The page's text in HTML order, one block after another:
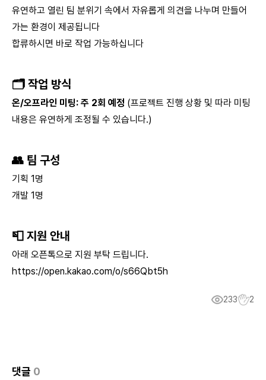
유연하고 열린 팀 분위기 속에서 자유롭게 의견을 나누며 만들어
가는 환경이 제공됩니다
합류하시면 바로 작업 가능하십니다
🗂️ 작업 방식
온/오프라인 미팅: 주 2회 예정 (프로젝트 진행 상황 및 따라 미팅
내용은 유연하게 조정될 수 있습니다.)
👥 팀 구성
기획 1명
개발 1명
📮 지원 안내
아래 오픈톡으로 지원 부탁 드립니다.
https://open.kakao.com/o/s66Qbt5h
233 2
댓글 0